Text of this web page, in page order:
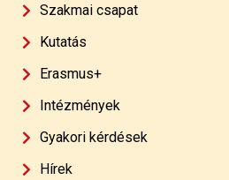
Szakmai csapat
Kutatás
Erasmus+
Intézmények
Gyakori kérdések
Hírek